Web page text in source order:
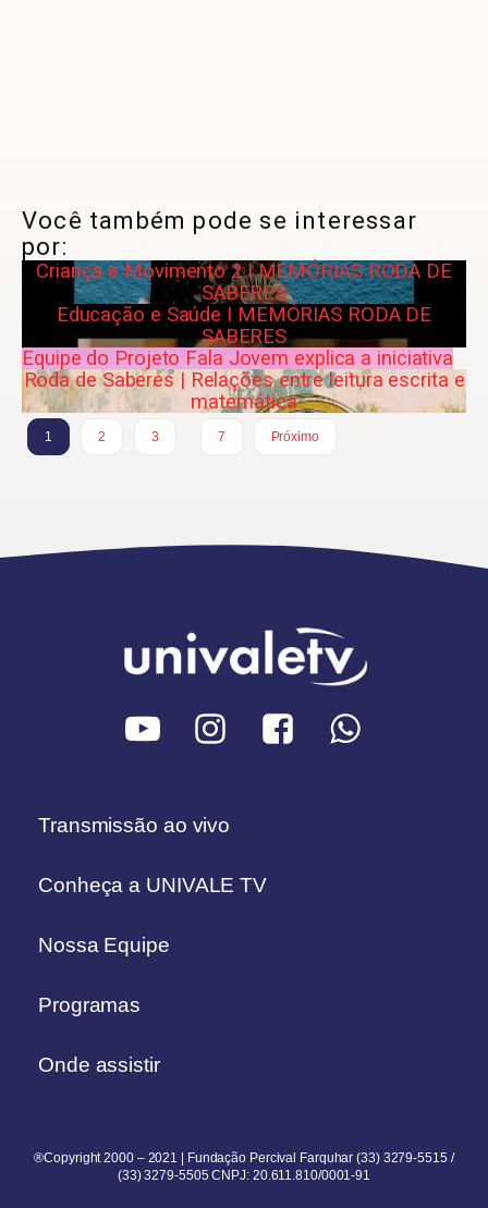
Você também pode se interessar
por:
Criança e Movimento 2 I MEMÓRIAS RODA DE
SABERES
Educação e Saúde I MEMÓRIAS RODA DE
SABERES
Equipe do Projeto Fala Jovem explica a iniciativa
Roda de Saberes | Relações entre leitura escrita e
matemática
1 2 3
7
Próximo
Transmissão ao vivo
Conheça a UNIVALE TV
Nossa Equipe
Programas
Onde assistir
®Copyright 2000 – 2021 | Fundação Percival Farquhar (33) 3279-5515 /
(33) 3279-5505 CNPJ: 20.611.810/0001-91